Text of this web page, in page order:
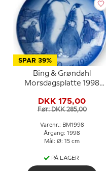
SPAR 39%
Bing & Grøndahl
Morsdagsplatte 1998
DKK 175,00
Før: DKK 285,00
Varenr.: BM1998
Årgang: 1998
Mål: Ø: 15 cm
PÅ LAGER